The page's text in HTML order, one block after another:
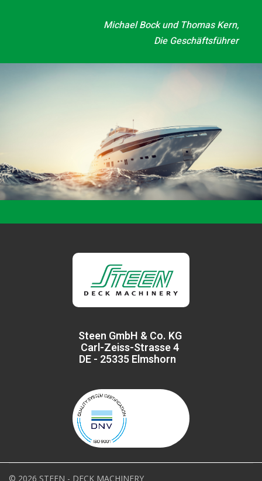
Michael Bock und Thomas Kern,
Die Geschäftsführer
Steen GmbH & Co. KG
Carl-Zeiss-Strasse 4
DE - 25335 Elmshorn
© 2026 STEEN - DECK MACHINERY